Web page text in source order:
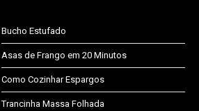
Bucho Estufado
Asas de Frango em 20 Minutos
Como Cozinhar Espargos
Trancinha Massa Folhada